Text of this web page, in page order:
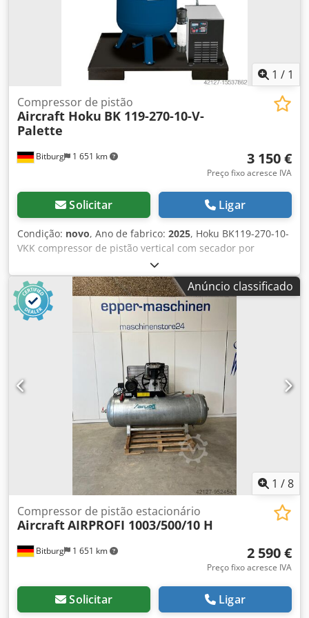
1 / 1
Bitburg 1 651 km
Compressor de pistão
Aircraft Hoku BK 119-270-10-V-
Palette
3 150 €
Preço fixo acresce IVA
Solicitar Ligar
Condição: novo, Ano de fabrico: 2025, Hoku BK119-270-10-
VKK compressor de pistão vertical com secador por
refrigeração, purgador automático de condensado,
separador óleo-água, filtro prévio e filtro fino, montado
com elementos de amortecimento de borracha sobre
palete de segurança. Compressores de pistão universais
com transmissão por correia trapezoidal e equipamento
de alta qualidade. Reservatório fabricado segundo as
normas alemãs AD 2000. Capacidade de aspiração: 650
l/min. Rendimento de enchimento: 520 l/min. Pressão
máxima: 10 bar Volume do reservatório: 270 l
Cilindros/estágios: 2/2 Rotação: 920 rpm Potência do
motor: 4 kW/400 Volt Codpor Ig Ahofx Agrerf Vazão de ar:
650 m³/h Potência do motor: 4 kW Dimensões da máquina:
1200x800x2000 mm Reservatório de pressão: 270 L vazão
efetiva: 520 L/min volume de admissão: 650 L/min pressão
máxima: 10 bar Localização: disponível de stock 54634
Bitburg - disponível imediatamente -
Anúncio classificado
1 /8
Bitburg 1 651 km
Compressor de pistão estacionário
AircraftAIRPROFI 1003/500/10 H
2 590 €
Preço fixo acresce IVA
Solicitar Ligar